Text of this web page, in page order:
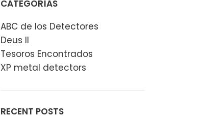
CATEGORÍAS
ABC de los Detectores
Deus II
Tesoros Encontrados
XP metal detectors
RECENT POSTS